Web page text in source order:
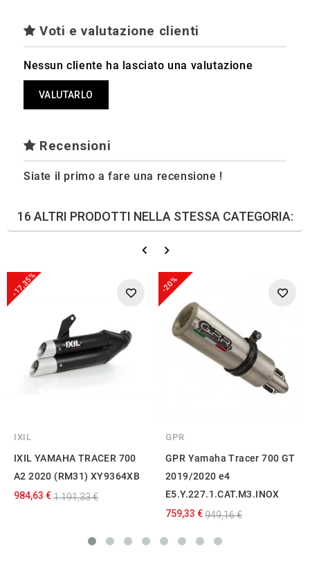
Voti e valutazione clienti
Nessun cliente ha lasciato una valutazione
VALUTARLO
Recensioni
Siate il primo a fare una recensione !
16 ALTRI PRODOTTI NELLA STESSA CATEGORIA:
-17,35%
IXIL
IXIL YAMAHA TRACER 700
A2 2020 (RM31) XY9364XB
984,63 €1.191,33 €
-20%
GPR
GPR Yamaha Tracer 700 GT
2019/2020 e4
E5.Y.227.1.CAT.M3.INOX
759,33 €949,16 €